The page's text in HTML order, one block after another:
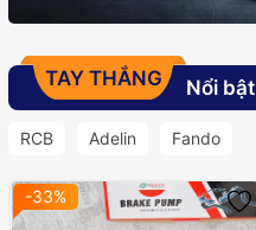
TAY THẮNG Nổi bật
RCB Adelin Fando
-33%